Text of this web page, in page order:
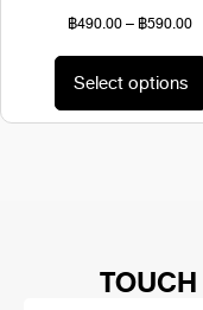
฿490.00–฿590.00
Select options